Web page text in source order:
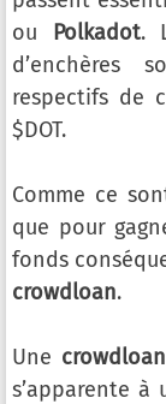
ou
Polkadot.
d’enchères
respectifs de
$DOT.
Comme ce
que pour
fonds
crowdloan.
Une crowdloan
s’apparente